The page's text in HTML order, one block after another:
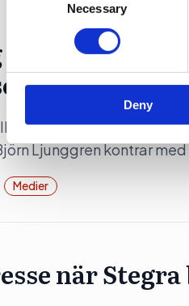
information about your use
other information that
Necessary
Deny
Framsteg
på varandra
har utsett
Ljunggren kontrar
Medier
när